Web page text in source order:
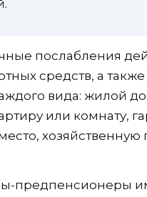
послабления
средств, а
вида: жилой
или комнату,
хозяйственную
предпенсионеры